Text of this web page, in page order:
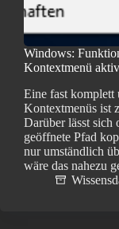
Windows:
Kontextmenü
Eine fast komplett
Kontextmenüs ist
Darüber lässt sich
geöffnete Pfad
nur umständlich
wäre das nahezu